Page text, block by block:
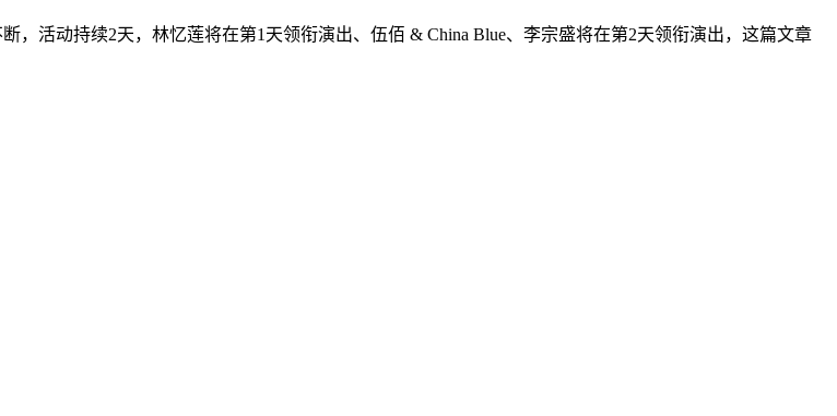
，活动持续2天，林忆莲将在第1天领衔演出、伍佰 & China Blue、李宗盛将在第2天领衔演出，这篇文章